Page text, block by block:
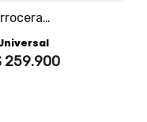
universal con
digital para que
259.900